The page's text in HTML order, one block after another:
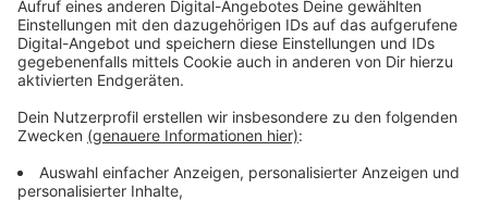
Zustimmung, um den YouTube
Video-Service zu laden!
Wir verwenden einen Service eines